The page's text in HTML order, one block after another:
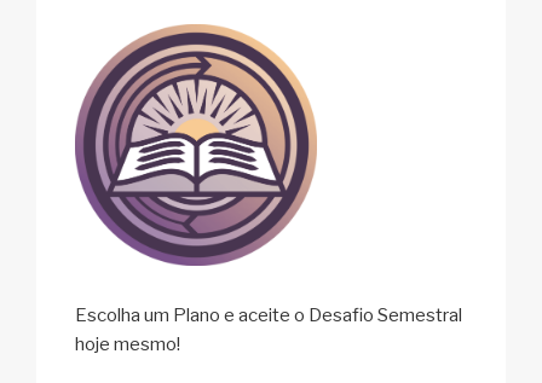
Escolha um Plano e aceite o Desafio Semestral
hoje mesmo!